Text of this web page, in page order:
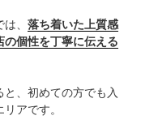
は、落ち着いた上質感
の個性を丁寧に伝える
、初めての方でも入
アです。